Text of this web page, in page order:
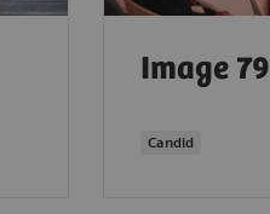
Image 79
Candid